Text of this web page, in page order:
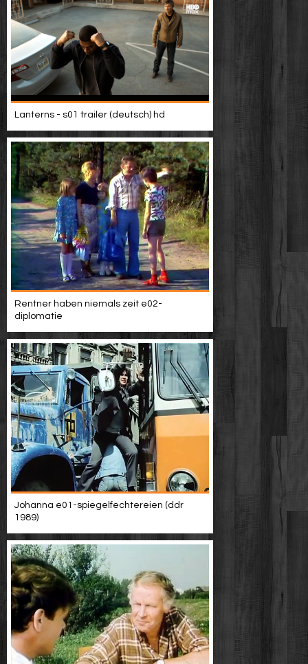
Lanterns - s01 trailer (deutsch) hd
Rentner haben niemals zeit e02-
diplomatie
Johanna e01-spiegelfechtereien (ddr
1989)